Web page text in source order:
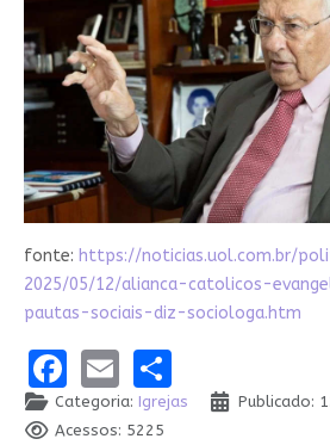
fonte: https://noticias.uol.com.br/
2025/05/12/alianca-catolicos-
pautas-sociais-diz-sociologa.htm
Facebook
EmailShare
Categoria: Igrejas
Publicado:
Acessos: 5225